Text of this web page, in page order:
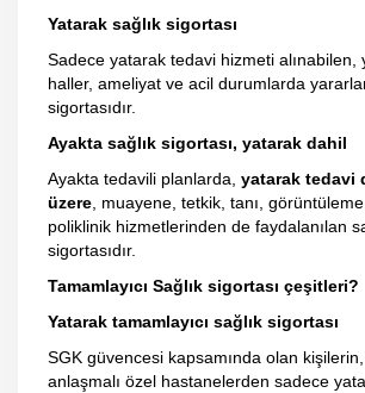
Yatarak sağlık sigortası
Sadece yatarak tedavi hizmeti alınabilen,
haller, ameliyat ve acil durumlarda
sigortasıdır.
Ayakta sağlık sigortası, yatarak dahil
Ayakta tedavili planlarda, yatarak tedavi
üzere, muayene, tetkik, tanı,
poliklinik hizmetlerinden de faydalanılan
sigortasıdır.
Tamamlayıcı Sağlık sigortası çeşitleri?
Yatarak tamamlayıcı sağlık sigortası
SGK güvencesi kapsamında olan
anlaşmalı özel hastanelerden sadece